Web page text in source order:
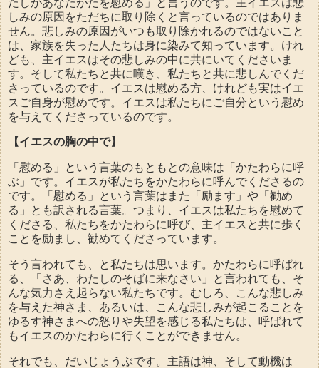
しみの原因をただちに取り除くと言っているのではありま
せん。悲しみの原因がいつも取り除かれるのではないこと
は、家族を失った人たちは身に染みて知っています。けれ
ども、主イエスはその悲しみの中に共にいてくださいま
す。そして私たちと共に嘆き、私たちと共に悲しんでくだ
さっているのです。イエスは慰める方、けれども実はイエ
スご自身が慰めです。イエスは私たちにご自分という慰め
を与えてくださっているのです。
【イエスの胸の中で】
「慰める」という言葉のもともとの意味は「かたわらに呼
ぶ」です。イエスが私たちをかたわらに呼んでくださるの
です。「慰める」という言葉はまた「励ます」や「勧め
る」とも訳される言葉。つまり、イエスは私たちを慰めて
くださる、私たちをかたわらに呼び、主イエスと共に歩く
ことを励まし、勧めてくださっています。
そう言われても、と私たちは思います。かたわらに呼ばれ
る、「さあ、わたしのそばに来なさい」と言われても、そ
んな気力さえ起らない私たちです。むしろ、こんな悲しみ
を与えた神さま、あるいは、こんな悲しみが起こることを
ゆるす神さまへの怒りや失望を感じる私たちは、呼ばれて
もイエスのかたわらに行くことができません。
それでも、だいじょうぶです。主語は神、そして動機は